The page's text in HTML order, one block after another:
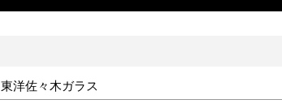
東洋佐々木ガラス